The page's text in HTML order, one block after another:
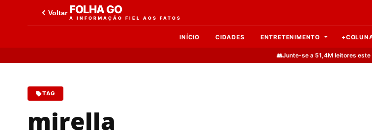
Voltar FOLHA GO
A INFORMAÇÃO FIEL AOS FATOS
INÍCIO CIDADES ENTRETENIMENTO
👥Junte-se a 51,4M leitores este
TAG
mirella